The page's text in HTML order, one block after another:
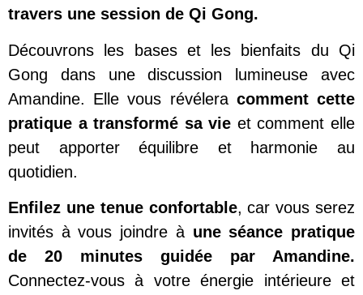
travers une session de Qi Gong.
Découvrons les bases et les bienfaits du Qi
Gong dans une discussion lumineuse avec
Amandine. Elle vous révélera comment cette
pratique a transformé sa vie et comment elle
peut apporter équilibre et harmonie au
quotidien.
Enfilez une tenue confortable, car vous serez
invités à vous joindre à une séance pratique
de 20 minutes guidée par Amandine.
Connectez-vous à votre énergie intérieure et